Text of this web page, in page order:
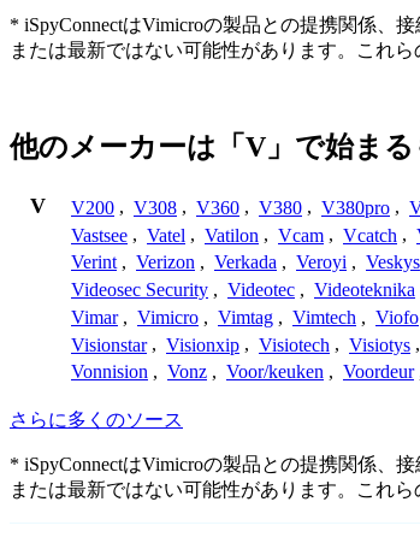
* iSpyConnectはVimicroの製品との提携関係、
または最新ではない可能性があります。これ
他のメーカーは「V」で始まる
V V200 , V308 , V360 , V380 , V380pro ,
Vastsee , Vatel , Vatilon , Vcam , Vcatch ,
Verint , Verizon , Verkada , Veroyi , Veskys
Videosec Security , Videotec , Videoteknika
Vimar , Vimicro , Vimtag , Vimtech , Viofo
Visionstar , Visionxip , Visiotech , Visiotys ,
Vonnision , Vonz , Voor/keuken , Voordeur
さらに多くのソース
* iSpyConnectはVimicroの製品との提携関係、
または最新ではない可能性があります。これ